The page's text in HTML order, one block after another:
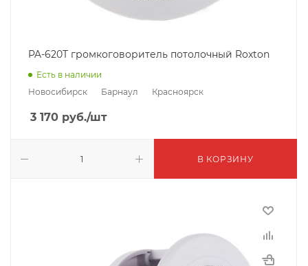
PA-620T громкоговоритель потолочный Roxton
Есть в наличии
Новосибирск
Барнаул Красноярск
3 170 руб./шт
В КОРЗИНУ